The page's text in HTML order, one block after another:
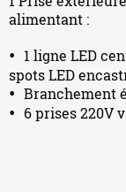
alimentant :
1 ligne LED
spots LED
Branchement
6 prises 220V